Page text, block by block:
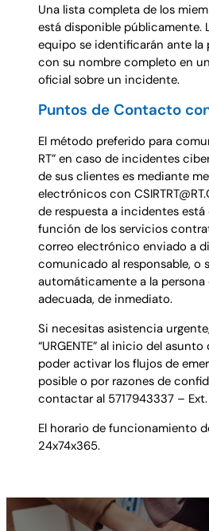
Una lista completa de los
está disponible públicamente.
equipo se identificarán ante
con su nombre completo en
oficial sobre un incidente.
Puntos de Contacto
El método preferido para
RT” en caso de incidentes
de sus clientes es mediante
electrónicos con
de respuesta a incidentes
función de los servicios
correo electrónico enviado a
comunicado al responsable, o
automáticamente a la persona
adecuada, de inmediato.
Si necesitas asistencia
“URGENTE” al inicio del
poder activar los flujos de
posible o por razones de
contactar al 5717943337 –
El horario de funcionamiento
24x74x365.